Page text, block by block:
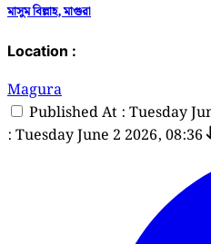
মাসুম বিল্লাহ, মাগুরা
Location :
Magura
Published At : Tuesday
: Tuesday June 2 2026, 08:36